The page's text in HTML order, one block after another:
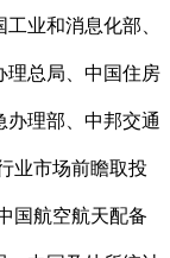
业和消息化部、
理总局、中国住房
办理部、中邦交通
业市场前瞻取投
国航空航天配备